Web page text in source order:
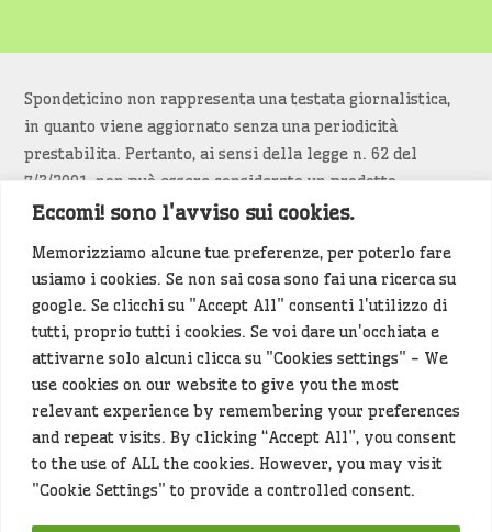
Eccomi! sono l'avviso sui cookies.
Memorizziamo alcune tue preferenze, per poterlo fare
usiamo i cookies. Se non sai cosa sono fai una ricerca su
google. Se clicchi su "Accept All" consenti l'utilizzo di
tutti, proprio tutti i cookies. Se voi dare un'occhiata e
attivarne solo alcuni clicca su "Cookies settings" - We
use cookies on our website to give you the most
relevant experience by remembering your preferences
and repeat visits. By clicking “Accept All”, you consent
to the use of ALL the cookies. However, you may visit
"Cookie Settings" to provide a controlled consent.
Spondeticino non rappresenta una testata giornalistica,
in quanto viene aggiornato senza una periodicità
prestabilita. Pertanto, ai sensi della legge n. 62 del
7/3/2001, non può essere considerato un prodotto
editoriale.
Siamo attenti a non violare copyright e diritti
d’immagine. Se un contenuto è di tua proprietà e vuoi
richiederne la rimozionediccelo(<- clicca per inviarci un
messaggio).
Alcuni articoli sono generati in bozza rielaborando, con
l'intelligenza artificiale generativa, contenuti
provenienti da fonti istituzionali e altri siti di interesse
locale. Prima della pubblicazioni l'articolo viene
controllato dalla redazione.